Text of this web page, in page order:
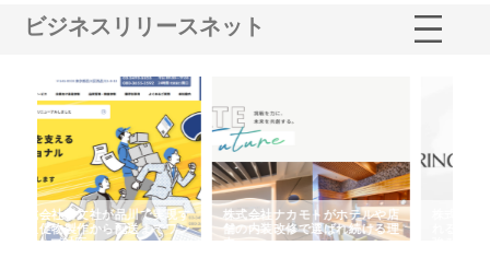
ビジネスリリースネット
株式会社スプリングエフが選ば
れる理由とOEMアパレル製造の
強み
桑木給食株式会社が福山市で選
ばれる手作り弁当配達の理由